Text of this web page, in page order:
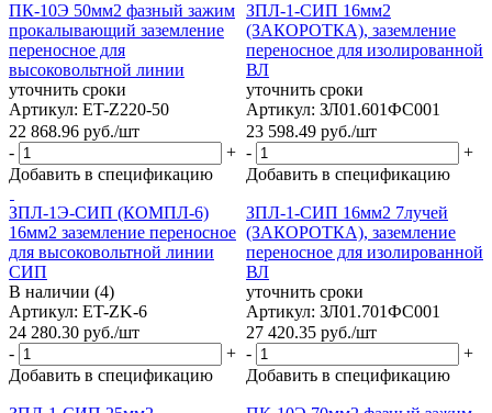
ПК-10Э 50мм2 фазный зажим
прокалывающий заземление
переносное для
высоковольтной линии
уточнить сроки
Артикул: ET-Z220-50
22 868.96 руб./шт
-
+
Добавить в спецификацию
ЗПЛ-1-СИП 16мм2
(ЗАКОРОТКА), заземление
переносное для изолированной
ВЛ
уточнить сроки
Артикул: ЗЛ01.601ФС001
23 598.49 руб./шт
-
+
Добавить в спецификацию
ЗПЛ-1Э-СИП (КОМПЛ-6)
16мм2 заземление переносное
для высоковольтной линии
СИП
В наличии (4)
Артикул: ET-ZK-6
24 280.30 руб./шт
-
+
Добавить в спецификацию
ЗПЛ-1-СИП 16мм2 7лучей
(ЗАКОРОТКА), заземление
переносное для изолированной
ВЛ
уточнить сроки
Артикул: ЗЛ01.701ФС001
27 420.35 руб./шт
-
+
Добавить в спецификацию